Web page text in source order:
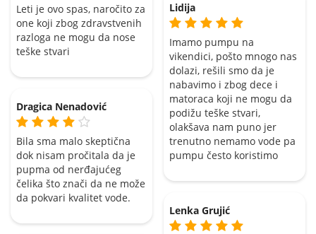
Leti je ovo spas, naročito za
one koji zbog zdravstvenih
razloga ne mogu da nose
teške stvari
Dragica Nenadović
Bila sma malo skeptična
dok nisam pročitala da je
pupma od nerđajućeg
čelika što znači da ne može
da pokvari kvalitet vode.
Lidija
Imamo pumpu na
vikendici, pošto mnogo nas
dolazi, rešili smo da je
nabavimo i zbog dece i
matoraca koji ne mogu da
podižu teške stvari,
olakšava nam puno jer
trenutno nemamo vode pa
pumpu često koristimo
Lenka Grujić